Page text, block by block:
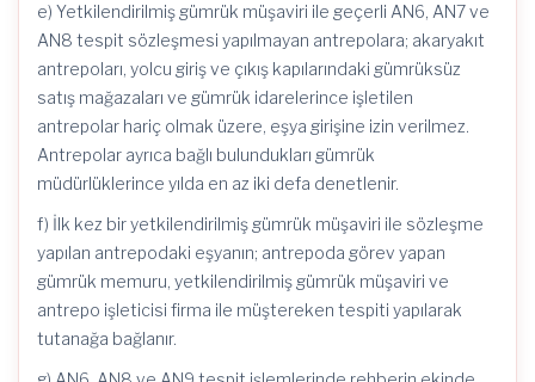
e) Yetkilendirilmiş gümrük müşaviri ile geçerli AN6, AN7 ve
AN8 tespit sözleşmesi yapılmayan antrepolara; akaryakıt
antrepoları, yolcu giriş ve çıkış kapılarındaki gümrüksüz
satış mağazaları ve gümrük idarelerince işletilen
antrepolar hariç olmak üzere, eşya girişine izin verilmez.
Antrepolar ayrıca bağlı bulundukları gümrük
müdürlüklerince yılda en az iki defa denetlenir.
f) İlk kez bir yetkilendirilmiş gümrük müşaviri ile sözleşme
yapılan antrepodaki eşyanın; antrepoda görev yapan
gümrük memuru, yetkilendirilmiş gümrük müşaviri ve
antrepo işleticisi firma ile müştereken tespiti yapılarak
tutanağa bağlanır.